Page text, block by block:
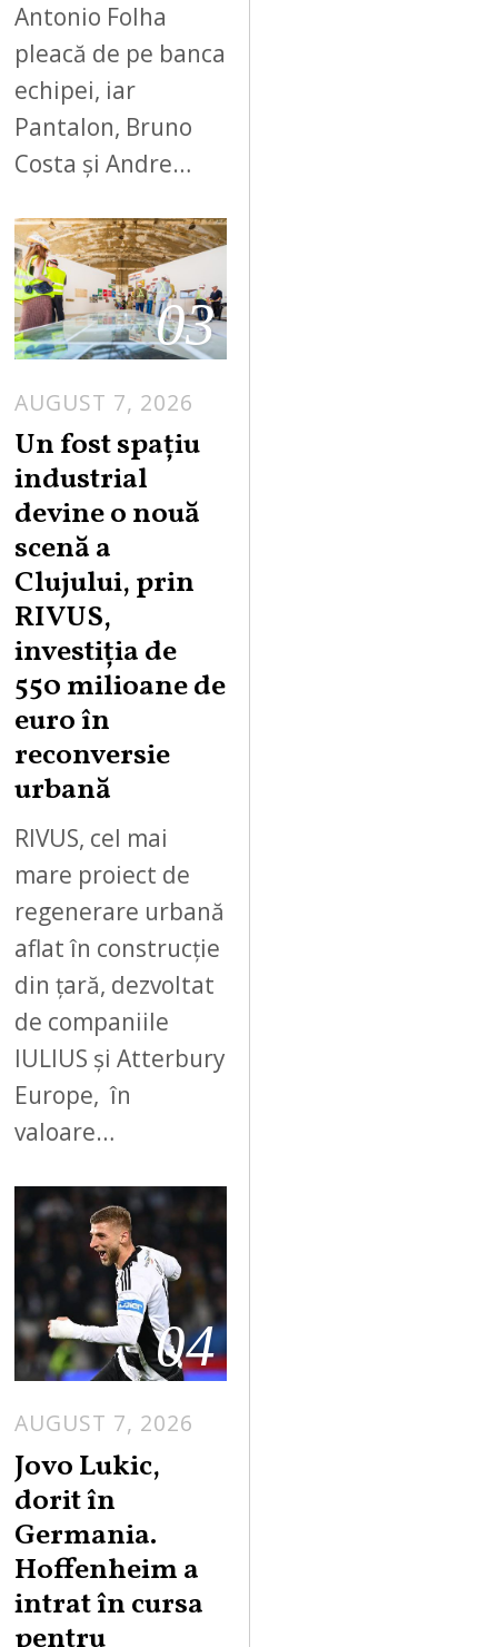
Antonio Folha
pleacă de pe banca
echipei, iar
Pantalon, Bruno
Costa și Andre…
03
AUGUST 7, 2026
Un fost spațiu
industrial
devine o nouă
scenă a
Clujului, prin
RIVUS,
investiția de
550 milioane de
euro în
reconversie
urbană
RIVUS, cel mai
mare proiect de
regenerare urbană
aflat în construcție
din țară, dezvoltat
de companiile
IULIUS și Atterbury
Europe, în
valoare…
04
AUGUST 7, 2026
Jovo Lukic,
dorit în
Germania.
Hoffenheim a
intrat în cursa